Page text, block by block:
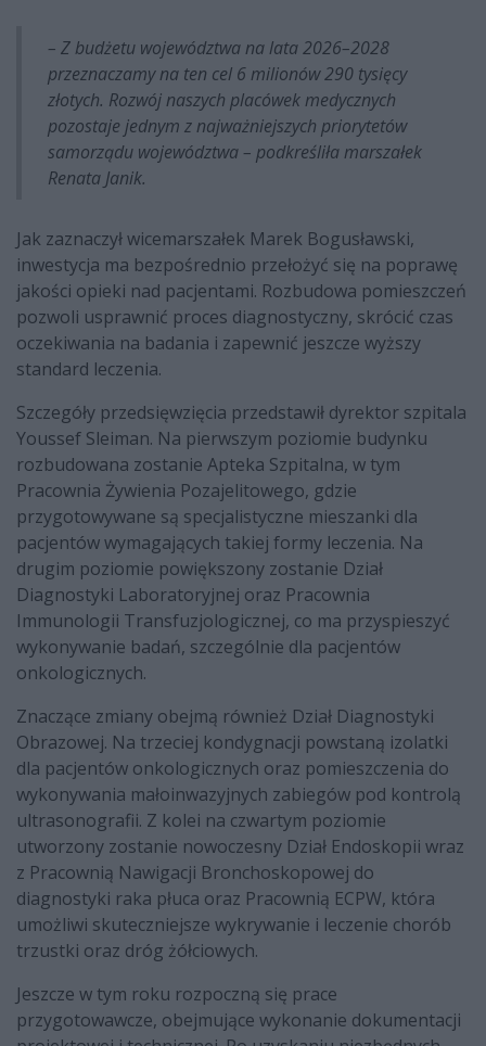
– Z budżetu województwa na lata 2026–2028
przeznaczamy na ten cel 6 milionów 290 tysięcy
złotych. Rozwój naszych placówek medycznych
pozostaje jednym z najważniejszych priorytetów
samorządu województwa – podkreśliła marszałek
Renata Janik.
Jak zaznaczył wicemarszałek Marek Bogusławski,
inwestycja ma bezpośrednio przełożyć się na poprawę
jakości opieki nad pacjentami. Rozbudowa pomieszczeń
pozwoli usprawnić proces diagnostyczny, skrócić czas
oczekiwania na badania i zapewnić jeszcze wyższy
standard leczenia.
Szczegóły przedsięwzięcia przedstawił dyrektor szpitala
Youssef Sleiman. Na pierwszym poziomie budynku
rozbudowana zostanie Apteka Szpitalna, w tym
Pracownia Żywienia Pozajelitowego, gdzie
przygotowywane są specjalistyczne mieszanki dla
pacjentów wymagających takiej formy leczenia. Na
drugim poziomie powiększony zostanie Dział
Diagnostyki Laboratoryjnej oraz Pracownia
Immunologii Transfuzjologicznej, co ma przyspieszyć
wykonywanie badań, szczególnie dla pacjentów
onkologicznych.
Znaczące zmiany obejmą również Dział Diagnostyki
Obrazowej. Na trzeciej kondygnacji powstaną izolatki
dla pacjentów onkologicznych oraz pomieszczenia do
wykonywania małoinwazyjnych zabiegów pod kontrolą
ultrasonografii. Z kolei na czwartym poziomie
utworzony zostanie nowoczesny Dział Endoskopii wraz
z Pracownią Nawigacji Bronchoskopowej do
diagnostyki raka płuca oraz Pracownią ECPW, która
umożliwi skuteczniejsze wykrywanie i leczenie chorób
trzustki oraz dróg żółciowych.
Jeszcze w tym roku rozpoczną się prace
przygotowawcze, obejmujące wykonanie dokumentacji